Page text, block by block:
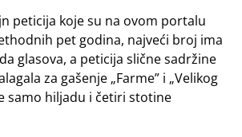
peticija koje su na ovom portalu
pet godina, najveći broj ima
glasova, a peticija slične sadržine
za gašenje „Farme” i „Velikog
samo hiljadu i četiri stotine